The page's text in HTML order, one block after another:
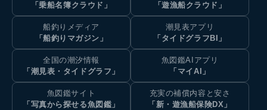
「乗船名簿クラウド」
「遊漁船クラウド」
船釣りメディア
「船釣りマガジン」
潮見表アプリ
「タイドグラフBI」
全国の潮汐情報
「潮見表・タイドグラフ」
魚図鑑AIアプリ
「マイAI」
魚図鑑サイト
「写真から探せる魚図鑑」
充実の補償内容と安さ
「新・遊漁船保険DX」